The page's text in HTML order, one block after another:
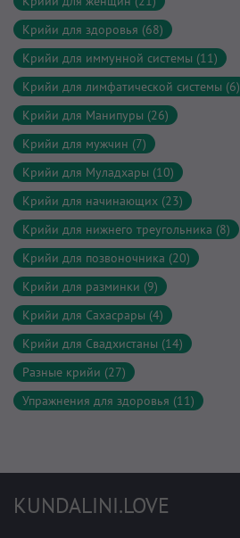
Крийи для здоровья (68)
Крийи для иммунной системы (11)
Крийи для лимфатической системы (6)
Крийи для Манипуры (26)
Крийи для мужчин (7)
Крийи для Муладхары (10)
Крийи для начинающих (23)
Крийи для нижнего треугольника (8)
Крийи для позвоночника (20)
Крийи для разминки (9)
Крийи для Сахасрары (4)
Крийи для Свадхистаны (14)
Разные крийи (27)
Упражнения для здоровья (11)
KUNDALINI.LOVE